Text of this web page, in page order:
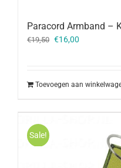
Paracord Armband –
€19,50 Oorspronkelijke
€16,00
Toevoegen aan
Sale!